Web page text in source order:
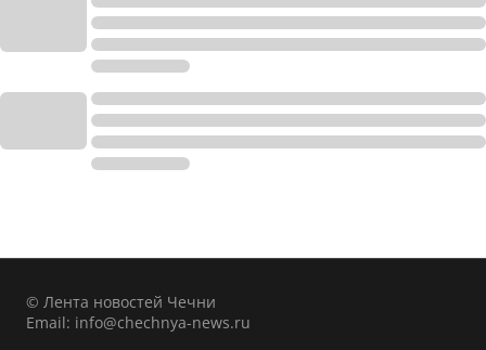
© Лента новостей Чечни
Email: info@chechnya-news.ru